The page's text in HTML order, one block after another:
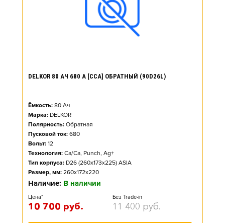
DELKOR 80 АЧ 680 А [CCA] ОБРАТНЫЙ (90D26L)
Ёмкость: 80 Ач
Марка: DELKOR
Полярность: Обратная
Пусковой ток: 680
Вольт: 12
Технология: Ca/Ca, Punch, Ag+
Тип корпуса: D26 (260x173x225) ASIA
Размер, мм: 260x172x220
Наличие: В наличии
Цена*
10 700 руб.
Без Trade-in
11 400 руб.